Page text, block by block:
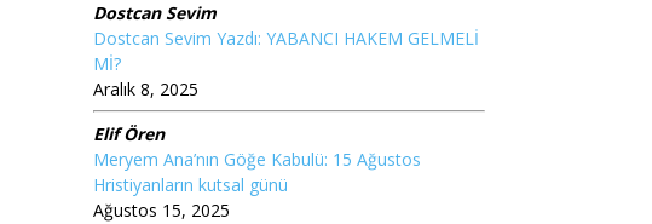
Dostcan Sevim
Dostcan Sevim Yazdı: YABANCI HAKEM GELMELİ
Mİ?
Aralık 8, 2025
Elif Ören
Meryem Ana’nın Göğe Kabulü: 15 Ağustos
Hristiyanların kutsal günü
Ağustos 15, 2025